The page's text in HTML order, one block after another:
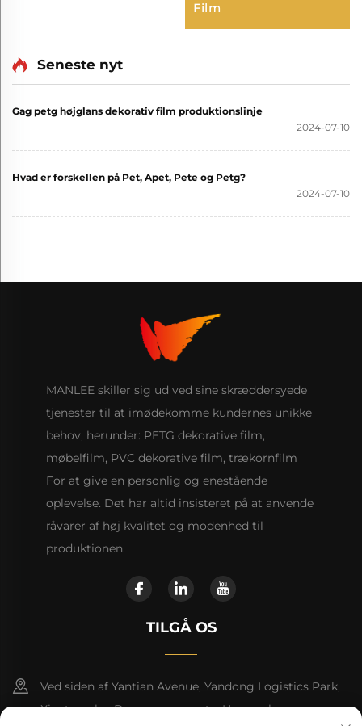
Film
Seneste nyt
Gag petg højglans dekorativ film produktionslinje
2024-07-10
Hvad er forskellen på Pet, Apet, Pete og Petg?
2024-07-10
MANLEE skiller sig ud ved sine skræddersyede
tjenester til at imødekomme kundernes unikke
behov, herunder: PETG dekorative film,
møbelfilm, PVC dekorative film, trækornfilm
For at give en personlig og enestående
oplevelse. Det har altid insisteret på at anvende
råvarer af høj kvalitet og modenhed til
produktionen.
TILGÅ OS
Ved siden af Yantian Avenue, Yandong Logistics Park,
Xiantang by, Dongyuan county, Heyuan by